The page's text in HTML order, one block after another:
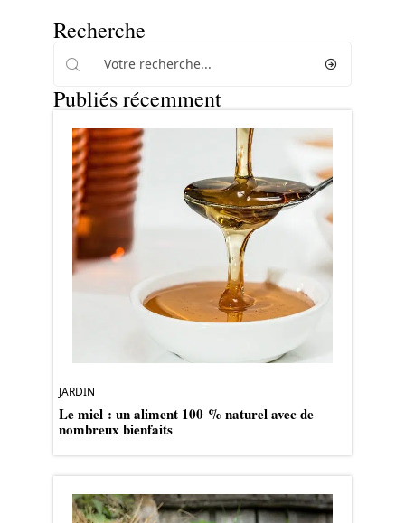
Recherche
Publiés récemment
JARDIN
Le miel : un aliment 100 % naturel avec de
nombreux bienfaits